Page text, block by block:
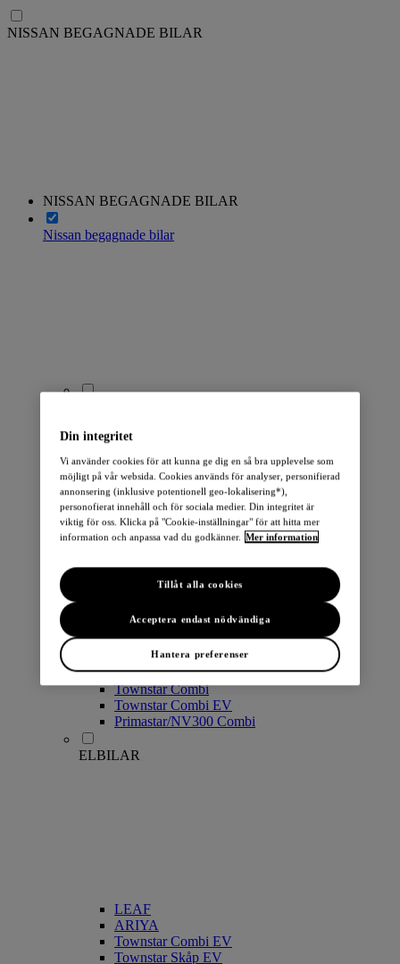
NISSAN BEGAGNADE BILAR
NISSAN BEGAGNADE BILAR
Nissan begagnade bilar
Qashqai
LEAF
ARIYA
X-Trail
Townstar Combi
Townstar Combi EV
Primastar/NV300 Combi
ELBILAR
LEAF
ARIYA
Townstar Combi EV
Townstar Skåp EV
Din integritet
Vi använder cookies för att kunna ge dig en så bra upplevelse som
möjligt på vår websida. Cookies används för analyser, personifierad
annonsering (inklusive potentionell geo-lokalisering*),
personofierat innehåll och för sociala medier. Din integritet är
viktig för oss. Klicka på "Cookie-inställningar" för att hitta mer
information och anpassa vad du godkänner. Mer information
Hantera preferenser
Acceptera endast nödvändiga
Tillåt alla cookies